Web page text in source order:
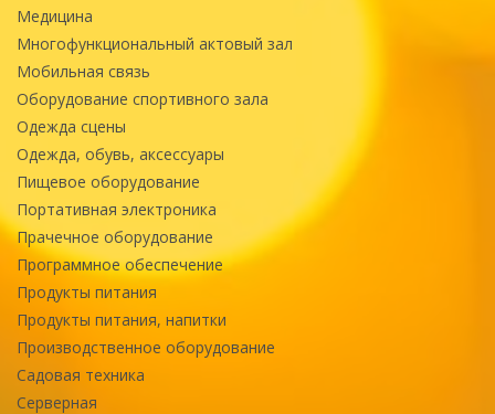
Медицина
Многофункциональный актовый зал
Мобильная связь
Оборудование спортивного зала
Одежда сцены
Одежда, обувь, аксессуары
Пищевое оборудование
Портативная электроника
Прачечное оборудование
Программное обеспечение
Продукты питания
Продукты питания, напитки
Производственное оборудование
Садовая техника
Серверная